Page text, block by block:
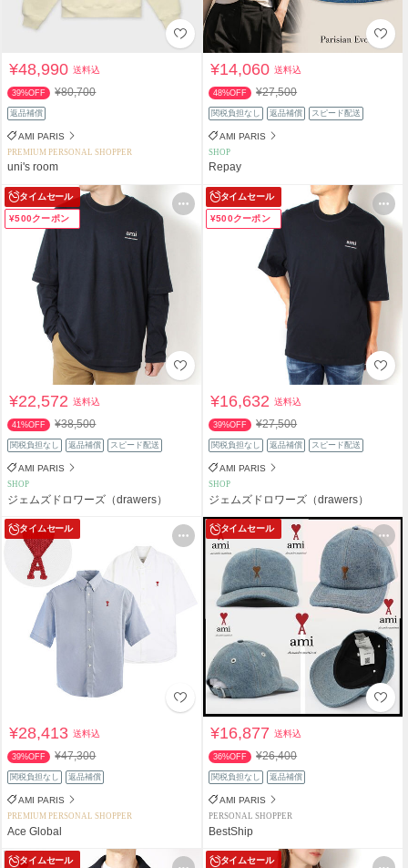
¥48,990送料込
39%OFF ¥80,700
返品補償
AMI PARIS
PREMIUM PERSONAL SHOPPER
uni's room
¥14,060送料込
48%OFF ¥27,500
関税負担なし 返品補償 スピード配送
AMI PARIS
SHOP
Repay
タイムセール
¥500クーポン
¥22,572送料込
41%OFF ¥38,500
関税負担なし 返品補償 スピード配送
AMI PARIS
SHOP
ジェムズドロワーズ（drawers）
タイムセール
¥500クーポン
¥16,632送料込
39%OFF ¥27,500
関税負担なし 返品補償 スピード配送
AMI PARIS
SHOP
ジェムズドロワーズ（drawers）
タイムセール
¥28,413送料込
39%OFF ¥47,300
関税負担なし 返品補償
AMI PARIS
PREMIUM PERSONAL SHOPPER
Ace Global
タイムセール
¥16,877送料込
36%OFF ¥26,400
関税負担なし 返品補償
AMI PARIS
PERSONAL SHOPPER
BestShip
タイムセール タイムセール